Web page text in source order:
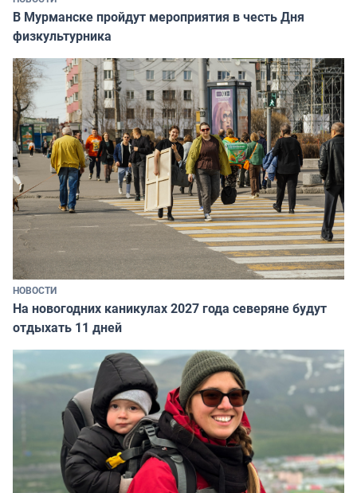
В Мурманске пройдут мероприятия в честь Дня
физкультурника
НОВОСТИ
На новогодних каникулах 2027 года северяне будут
отдыхать 11 дней